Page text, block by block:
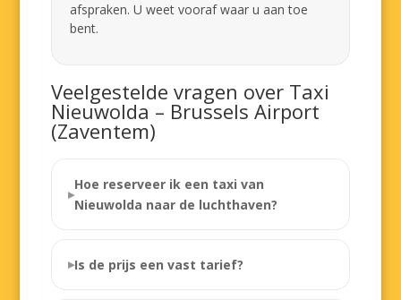
afspraken. U weet vooraf waar u aan toe
bent.
Veelgestelde vragen over Taxi
Nieuwolda – Brussels Airport
(Zaventem)
Hoe reserveer ik een taxi van
Nieuwolda naar de luchthaven?
Is de prijs een vast tarief?